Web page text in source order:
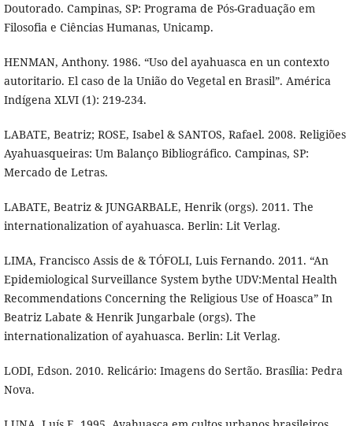
Doutorado. Campinas, SP: Programa de Pós-Graduação em
Filosofia e Ciências Humanas, Unicamp.
HENMAN, Anthony. 1986. “Uso del ayahuasca en un contexto
autoritario. El caso de la União do Vegetal en Brasil”. América
Indígena XLVI (1): 219-234.
LABATE, Beatriz; ROSE, Isabel & SANTOS, Rafael. 2008. Religiões
Ayahuasqueiras: Um Balanço Bibliográfico. Campinas, SP:
Mercado de Letras.
LABATE, Beatriz & JUNGARBALE, Henrik (orgs). 2011. The
internationalization of ayahuasca. Berlin: Lit Verlag.
LIMA, Francisco Assis de & TÓFOLI, Luis Fernando. 2011. “An
Epidemiological Surveillance System bythe UDV:Mental Health
Recommendations Concerning the Religious Use of Hoasca” In
Beatriz Labate & Henrik Jungarbale (orgs). The
internationalization of ayahuasca. Berlin: Lit Verlag.
LODI, Edson. 2010. Relicário: Imagens do Sertão. Brasília: Pedra
Nova.